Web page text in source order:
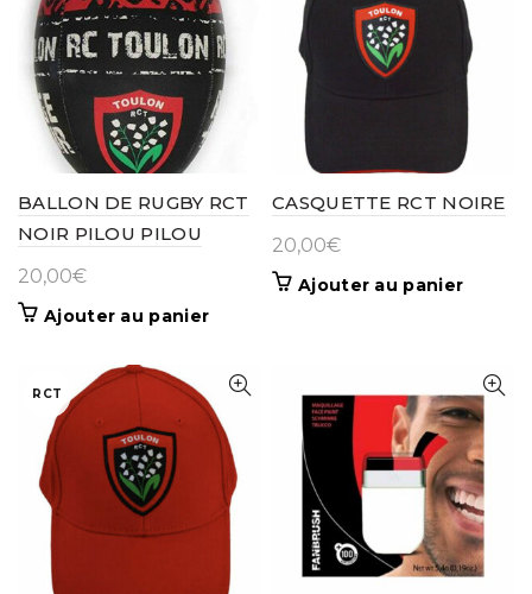
BALLON DE RUGBY RCT
NOIR PILOU PILOU
20,00€
Ajouter au panier
CASQUETTE RCT NOIRE
20,00€
Ajouter au panier
RCT